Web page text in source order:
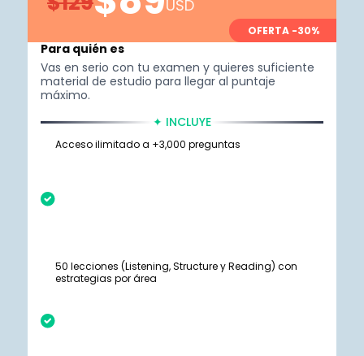
USD
OFERTA -30%
Para quién es
Vas en serio con tu examen y quieres suficiente
material de estudio para llegar al puntaje
máximo.
✦ INCLUYE
Acceso ilimitado a +3,000 preguntas
50 lecciones (Listening, Structure y Reading) con
estrategias por área